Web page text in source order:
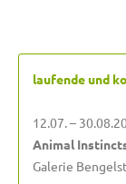
laufende und
12.07. –
Animal
Galerie